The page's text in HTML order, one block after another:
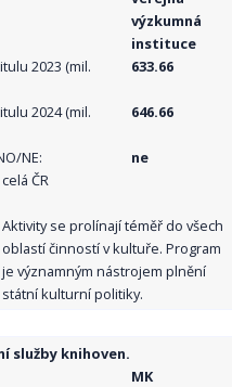
výzkumná
instituce
2023 (mil.
633.66
2024 (mil.
646.66
NE:
ne
celá ČR
Aktivity se prolínají téměř do všech
oblastí činností v kultuře. Program
je významným nástrojem plnění
státní kulturní politiky.
služby knihoven.
MK